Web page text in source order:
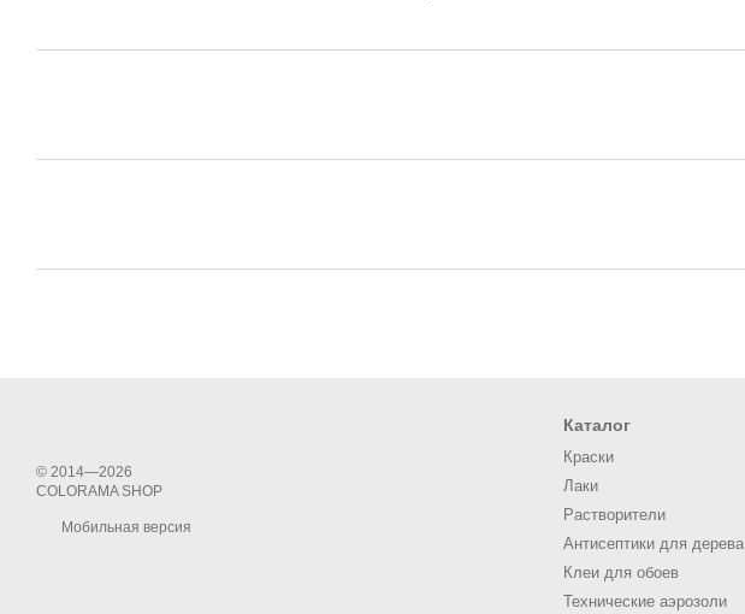
© 2014—2026
COLORAMA SHOP
Мобильная версия
Каталог
Краски
Лаки
Растворители
Антисептики для дерева
Клеи для обоев
Технические аэрозоли